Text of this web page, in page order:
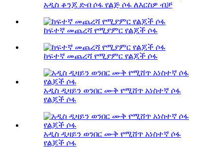
አዲስ ቆንጆ ድብ ሶፋ የልጅ ሶፋ ለእርስዎ ብቻ
ከፍተኛ መጨረሻ የሚያምር የልጆች ሶፋ
ከፍተኛ መጨረሻ የሚያምር የልጆች ሶፋ
አዲስ ዲዛይን ወንበር ሙቅ የሚሸጥ አነስተኛ ሶፋ
የልጆች ሶፋ
አዲስ ዲዛይን ወንበር ሙቅ የሚሸጥ አነስተኛ ሶፋ
የልጆች ሶፋ